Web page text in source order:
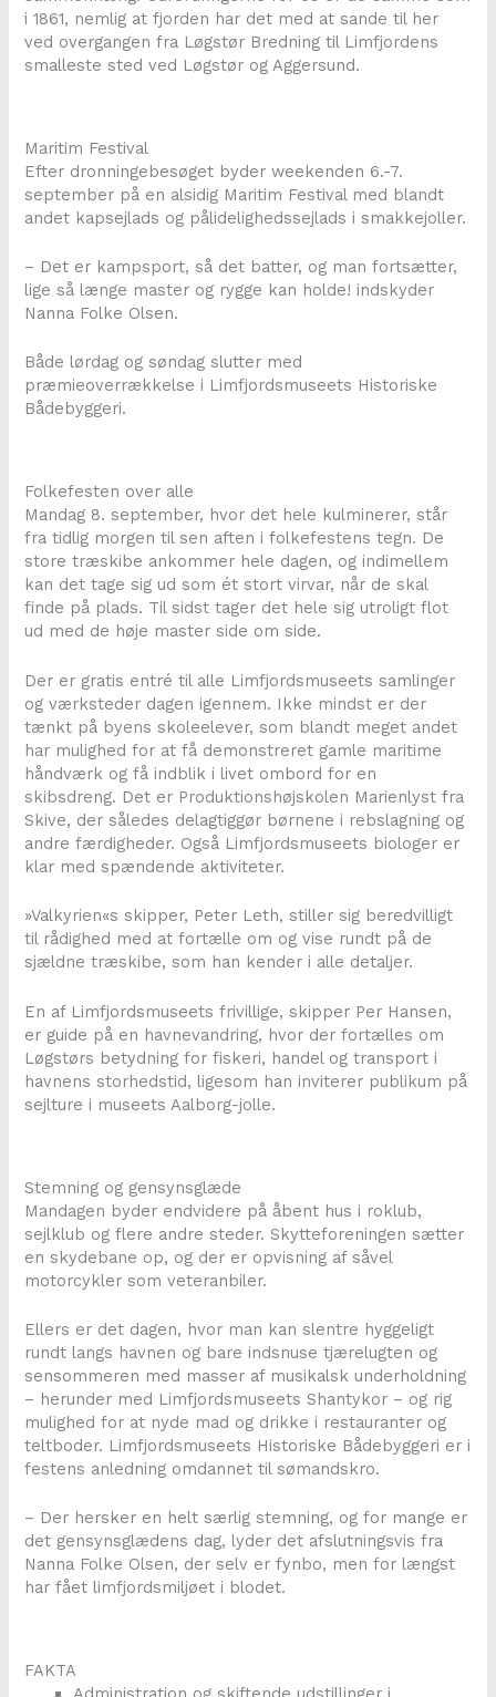
i 1861, nemlig at fjorden har det med at sande til her
ved overgangen fra Løgstør Bredning til Limfjordens
smalleste sted ved Løgstør og Aggersund.
Maritim Festival
Efter dronningebesøget byder weekenden 6.-7.
september på en alsidig Maritim Festival med blandt
andet kapsejlads og pålidelighedssejlads i smakkejoller.
– Det er kampsport, så det batter, og man fortsætter,
lige så længe master og rygge kan holde! indskyder
Nanna Folke Olsen.
Både lørdag og søndag slutter med
præmieoverrækkelse i Limfjordsmuseets Historiske
Bådebyggeri.
Folkefesten over alle
Mandag 8. september, hvor det hele kulminerer, står
fra tidlig morgen til sen aften i folkefestens tegn. De
store træskibe ankommer hele dagen, og indimellem
kan det tage sig ud som ét stort virvar, når de skal
finde på plads. Til sidst tager det hele sig utroligt flot
ud med de høje master side om side.
Der er gratis entré til alle Limfjordsmuseets samlinger
og værksteder dagen igennem. Ikke mindst er der
tænkt på byens skoleelever, som blandt meget andet
har mulighed for at få demonstreret gamle maritime
håndværk og få indblik i livet ombord for en
skibsdreng. Det er Produktionshøjskolen Marienlyst fra
Skive, der således delagtiggør børnene i rebslagning og
andre færdigheder. Også Limfjordsmuseets biologer er
klar med spændende aktiviteter.
»Valkyrien«s skipper, Peter Leth, stiller sig beredvilligt
til rådighed med at fortælle om og vise rundt på de
sjældne træskibe, som han kender i alle detaljer.
En af Limfjordsmuseets frivillige, skipper Per Hansen,
er guide på en havnevandring, hvor der fortælles om
Løgstørs betydning for fiskeri, handel og transport i
havnens storhedstid, ligesom han inviterer publikum på
sejlture i museets Aalborg-jolle.
Stemning og gensynsglæde
Mandagen byder endvidere på åbent hus i roklub,
sejlklub og flere andre steder. Skytteforeningen sætter
en skydebane op, og der er opvisning af såvel
motorcykler som veteranbiler.
Ellers er det dagen, hvor man kan slentre hyggeligt
rundt langs havnen og bare indsnuse tjærelugten og
sensommeren med masser af musikalsk underholdning
– herunder med Limfjordsmuseets Shantykor – og rig
mulighed for at nyde mad og drikke i restauranter og
teltboder. Limfjordsmuseets Historiske Bådebyggeri er i
festens anledning omdannet til sømandskro.
– Der hersker en helt særlig stemning, og for mange er
det gensynsglædens dag, lyder det afslutningsvis fra
Nanna Folke Olsen, der selv er fynbo, men for længst
har fået limfjordsmiljøet i blodet.
FAKTA